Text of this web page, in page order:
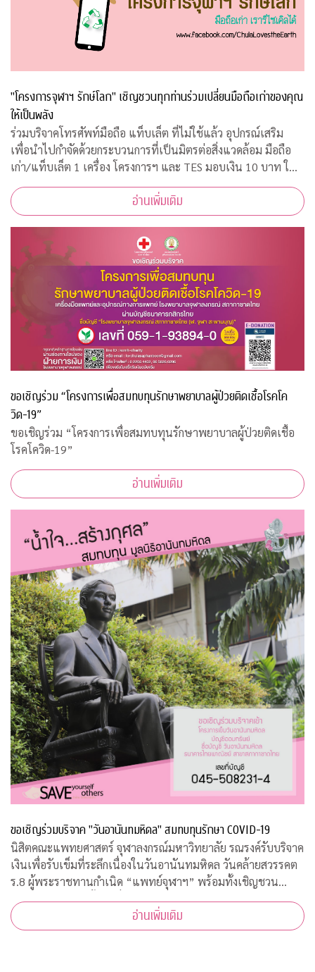
"โครงการจุฬาฯ รักษ์โลก" เชิญชวนทุกท่านร่วมเปลี่ยนมือถือเก่าของคุณ
ให้เป็นพลัง
ร่วมบริจาคโทรศัพท์มือถือ แท็บเล็ต ที่ไม่ใช้แล้ว อุปกรณ์เสริม
เพื่อนำไปกำจัดด้วยกระบวนการที่เป็นมิตรต่อสิ่งแวดล้อม มือถือ
เก่า/แท็บเล็ต 1 เครื่อง โครงการฯ และ TES มอบเงิน 10 บาท ให้
กับ "กองทุนภูมิคุ้มกันบำบัดมะเร็งจุฬาฯ"
อ่านเพิ่มเติม
ขอเชิญร่วม “โครงการเพื่อสมทบทุนรักษาพยาบาลผู้ป่วยติดเชื้อโรคโค
วิด-19”
ขอเชิญร่วม “โครงการเพื่อสมทบทุนรักษาพยาบาลผู้ป่วยติดเชื้อ
โรคโควิด-19”
อ่านเพิ่มเติม
ขอเชิญร่วมบริจาค "วันอานันทมหิดล" สมทบทุนรักษา COVID-19
นิสิตคณะแพทยศาสตร์ จุฬาลงกรณ์มหาวิทยาลัย รณรงค์รับบริจาค
เงินเพื่อรับเข็มที่ระลึกเนื่องในวันอานันทมหิดล วันคล้ายสวรรคต
ร.8 ผู้พระราชทานกำเนิด “แพทย์จุฬาฯ” พร้อมทั้งเชิญชวน
ประชาชนสั่งจองเสื้อยืดที่ระลึก รายได้สมทบทุนโครงการป้องกัน
และรักษา COVID-19
อ่านเพิ่มเติม